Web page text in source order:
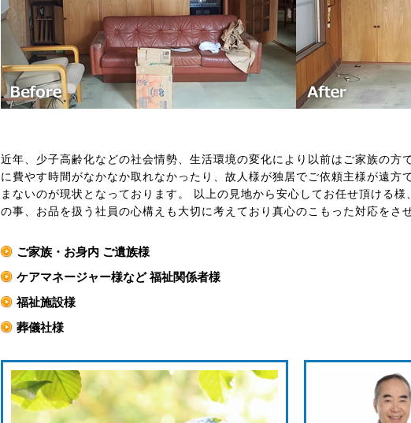
近年、少子高齢化などの社会情勢、生活環境の変化により以前はご家族の方
に費やす時間がなかなか取れなかったり、故人様が独居でご依頼主様が遠方
まないのが現状となっております。 以上の見地から安心してお任せ頂ける
の事、お品を扱う社員の心構えも大切に考えており真心のこもった対応をさ
ご家族・お身内 ご遺族様
ケアマネージャー様など 福祉関係者様
福祉施設様
葬儀社様